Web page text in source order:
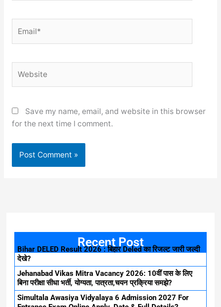
Save my name, email, and website in this browser
for the next time I comment.
Recent Post
Bihar DELED Result 2026 : बिहार Deled का रिजल्ट जारी जल्दी
देखे?
Jehanabad Vikas Mitra Vacancy 2026: 10वीं पास के लिए
बिना परीक्षा सीधा भर्ती, योग्यता, पात्रता,चयन प्रक्रिया समझे?
Simultala Awasiya Vidyalaya 6 Admission 2027 For